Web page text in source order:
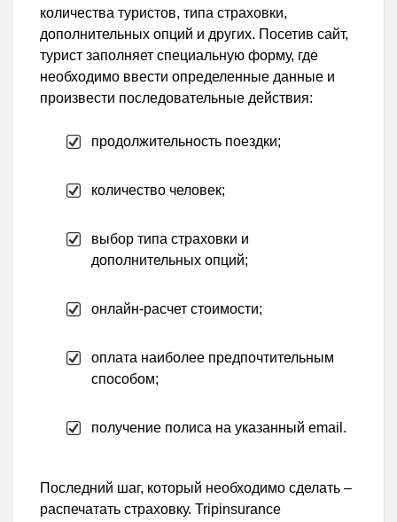
количества туристов, типа страховки,
дополнительных опций и других. Посетив сайт,
турист заполняет специальную форму, где
необходимо ввести определенные данные и
произвести последовательные действия:
продолжительность поездки;
количество человек;
выбор типа страховки и
дополнительных опций;
онлайн-расчет стоимости;
оплата наиболее предпочтительным
способом;
получение полиса на указанный email.
Последний шаг, который необходимо сделать –
распечатать страховку. Tripinsurance